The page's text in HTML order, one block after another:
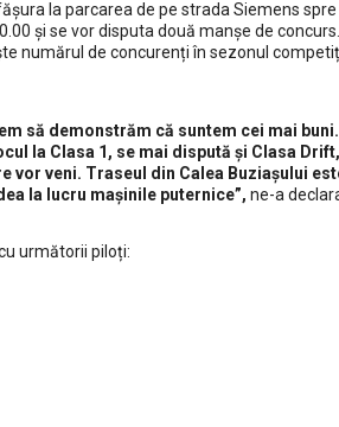
la parcarea de pe strada Siemens
și se vor disputa două manșe de
numărul de concurenți în sezonul
să demonstrăm că suntem cei mai
la Clasa 1, se mai dispută și Clasa
vor veni. Traseul din Calea Buziașului
la lucru mașinile puternice”, ne-a
următorii piloți: